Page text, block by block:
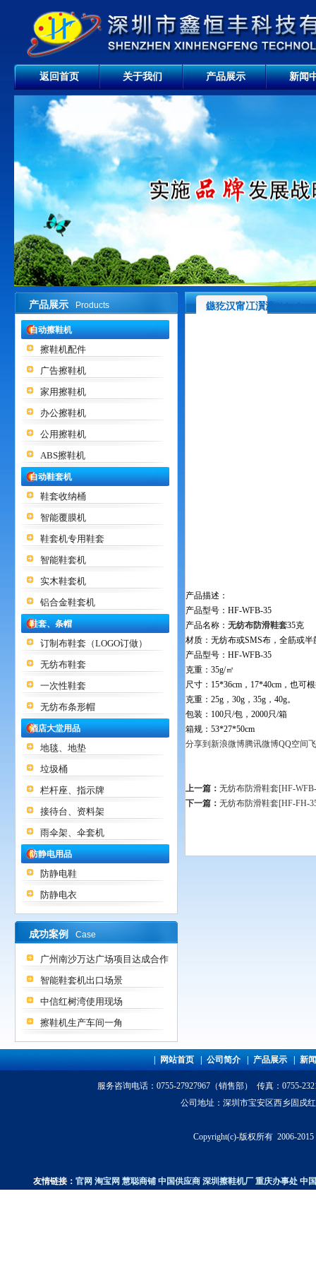
返回首页 关于我们 产品展示 新闻
产品展示 Products
自动擦鞋机
擦鞋机配件
广告擦鞋机
家用擦鞋机
办公擦鞋机
公用擦鞋机
ABS擦鞋机
自动鞋套机
鞋套收纳桶
智能覆膜机
鞋套机专用鞋套
智能鞋套机
实木鞋套机
铝合金鞋套机
鞋套、条帽
订制布鞋套（LOGO订做）
无纺布鞋套
一次性鞋套
无纺布条形帽
酒店大堂用品
地毯、地垫
垃圾桶
栏杆座、指示牌
接待台、资料架
雨伞架、伞套机
防静电用品
防静电鞋
防静电衣
成功案例 Case
广州南沙万达广场项目达成合作
智能鞋套机出口场景
中信红树湾使用现场
擦鞋机生产车间一角
鏃犵汉甯冮瀷濂
产品描述：
产品型号：HF-WFB-35
产品名称： 无纺布防滑鞋套35克
材质：无纺布或SMS布，全筋或半
产品型号：HF-WFB-35
克重：35g/㎡
尺寸：15*36cm，17*40cm，也可
克重：25g，30g，35g，40g。
包装：100只/包，2000只/箱
箱规：53*27*50cm
分享到 新浪微博腾讯微博QQ空间
上一篇： 无纺布防滑鞋套[HF-
下一篇： 无纺布防滑鞋套[HF-FH-
网站首页 |公司简介 产品展示 |新
服务咨询电话 ：0755-27927967（销售部） 传真：0755-
公司地址：深圳市宝安区西乡固戍
Copyright(c)-版权所有 2006-
友情链接：官网 淘宝网 慧聪商铺中国供应商 深圳擦鞋机厂 重庆办事处 中